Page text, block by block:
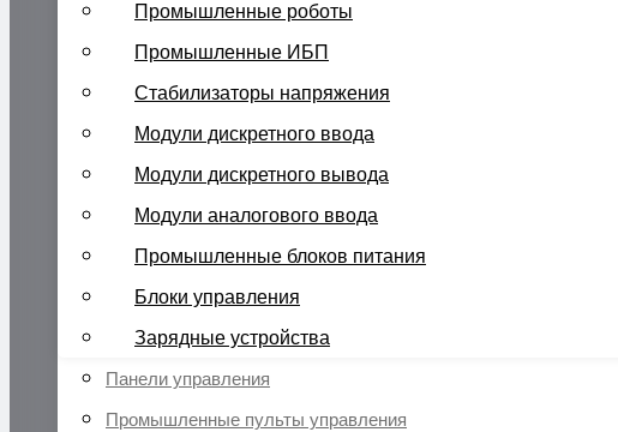
Промышленные роботы
Промышленные ИБП
Стабилизаторы напряжения
Модули дискретного ввода
Модули дискретного вывода
Модули аналогового ввода
Промышленные блоков питания
Блоки управления
Зарядные устройства
Панели управления
Промышленные пульты управления